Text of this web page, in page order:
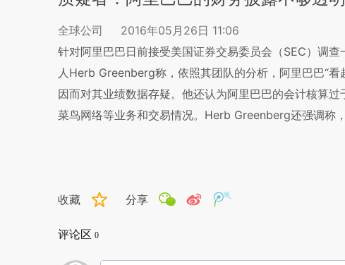
全球公司
2016年05月26日 11:06
针对阿里巴巴日前接受美国证券交易委员会（SEC）调
人Herb Greenberg称，依照其团队的分析，阿里巴巴“
因而对其业绩数据存疑。他还认为阿里巴巴的会计核算
菜鸟网络等业务和交易情况。Herb Greenberg还强调称
收藏 分享
评论区 0